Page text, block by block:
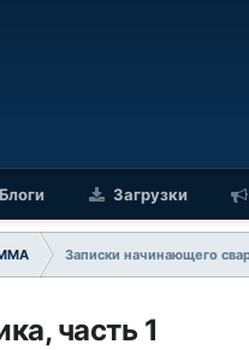
Блоги Загрузки
ММA
Записки начинающего
часть 1